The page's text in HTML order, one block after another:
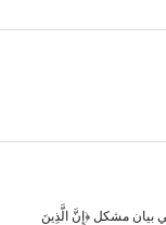
الرأي الأسنى في بيان مشكل ﴿إِنَّ الَّذِينَ